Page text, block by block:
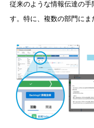
従来のような情報伝達の手
す。特に、複数の部門にま